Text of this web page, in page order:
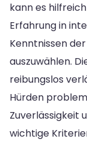
kann es
Erfahrung in
Kenntnissen
auszuwählen.
reibungslos
Hürden
Zuverlässigkeit
wichtige